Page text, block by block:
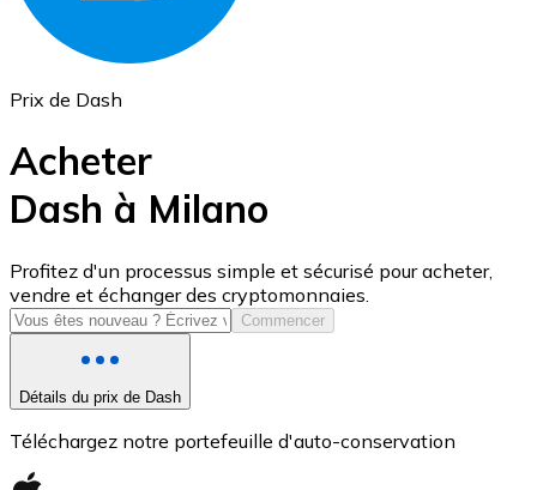
USD Coin
USDC
Prix de Dash
Acheter
Dash à Milano
Profitez d'un processus simple et sécurisé pour acheter,
vendre et échanger des cryptomonnaies.
Commencer
Détails du prix de Dash
Téléchargez notre portefeuille d'auto-conservation